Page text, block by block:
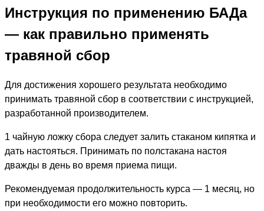
Инструкция по применению БАДа
— как правильно применять
травяной сбор
Для достижения хорошего результата необходимо
принимать травяной сбор в соответствии с инструкцией,
разработанной производителем.
1 чайную ложку сбора следует залить стаканом кипятка и
дать настояться. Принимать по полстакана настоя
дважды в день во время приема пищи.
Рекомендуемая продолжительность курса — 1 месяц, но
при необходимости его можно повторить.